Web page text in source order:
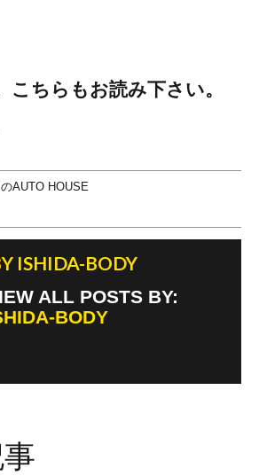
こちらもお読み下さい。
AUTO HOUSE
ISHIDA-BODY
ALL POSTS BY:
BODY